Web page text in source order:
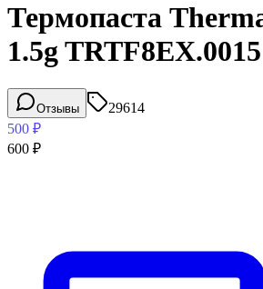
Термопаста
1.5g TRTF8EX.0015
Отзывы
29614
500 ₽
600 ₽